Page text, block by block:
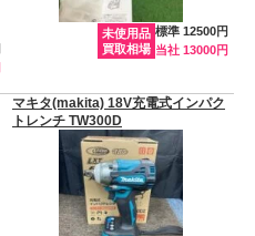
未使用品
買取相場
標準 12500円
当社 13000円
マキタ(makita) 18V充電式インパク
トレンチ TW300D